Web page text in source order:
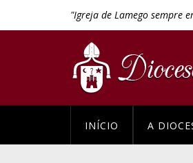
"Igreja de Lamego sempre
INÍCIO A